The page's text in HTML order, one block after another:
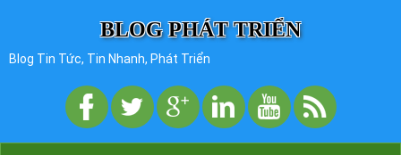
BLOG PHÁT TRIỂN
Blog Tin Tức, Tin Nhanh, Phát Triển